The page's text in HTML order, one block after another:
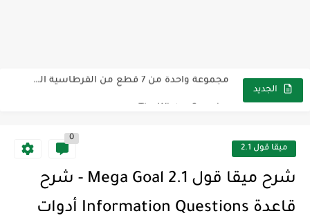
الجديد
أهمية تعلم قواعد اللغة الإنجليزية | مكونات الجملة في اللغة... ميقا قول 2.1
0
شرح ميقا قول 2.1 Mega Goal - شرح
قاعدة Information Questions أدوات